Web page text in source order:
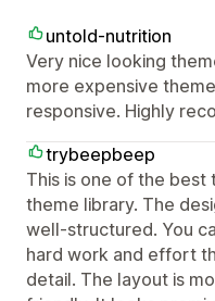
untold-nutrition
Very nice looking
more expensive
responsive. Highly
trybeepbeep
This is one of the best
theme library. The
well-structured. You
hard work and effort
detail. The layout is